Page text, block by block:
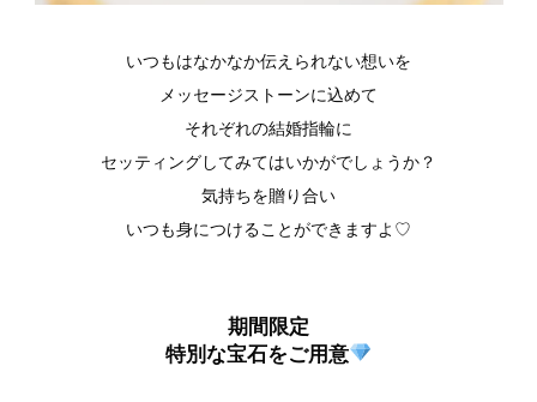
いつもはなかなか伝えられない想いを
メッセージストーンに込めて
それぞれの結婚指輪に
セッティングしてみてはいかがでしょうか？
気持ちを贈り合い
いつも身につけることができますよ♡
期間限定
特別な宝石をご用意